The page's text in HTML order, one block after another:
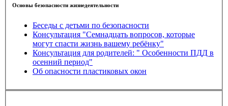
Основы безопасности жизнедеятельности
Беседы с детьми по безопасности
Консультация "Семнадцать вопросов, которые
могут спасти жизнь вашему ребёнку"
Консультация для родителей: " Особенности ПДД в
осенний период"
Об опасности пластиковых окон